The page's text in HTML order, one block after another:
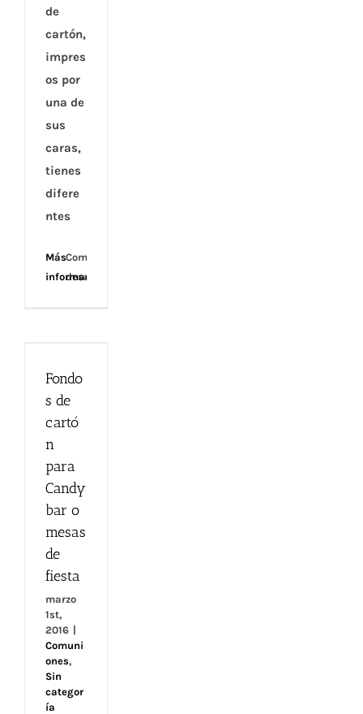
de
cartón,
impres
os por
una de
sus
caras,
tienes
difere
ntes
Más
información
Comentarios
desactivados
Candy
bar o
mesas
de fiesta
Fondo
s de
cartó
n
para
Candy
bar o
mesas
de
fiesta
marzo
1st,
2016
Comuni
ones,
Sin
categor
ía